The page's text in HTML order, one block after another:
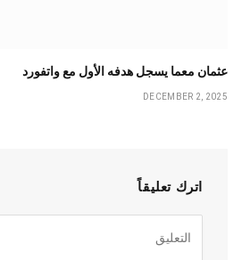
عثمان معما يسجل هدفه الأول مع واتفورد
DECEMBER 2, 2025
اترك تعليقاً